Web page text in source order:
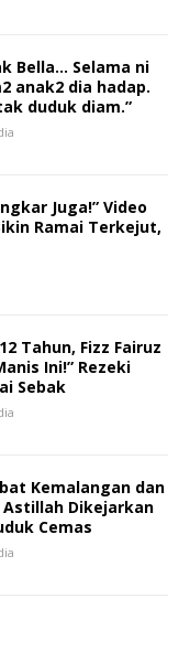
Bella… Selama ni
anak2 dia hadap.
duduk diam.”
Juga!” Video
Ramai Terkejut,
Tahun, Fizz Fairuz
Ini!” Rezeki
Sebak
Kemalangan dan
Astillah Dikejarkan
Cemas